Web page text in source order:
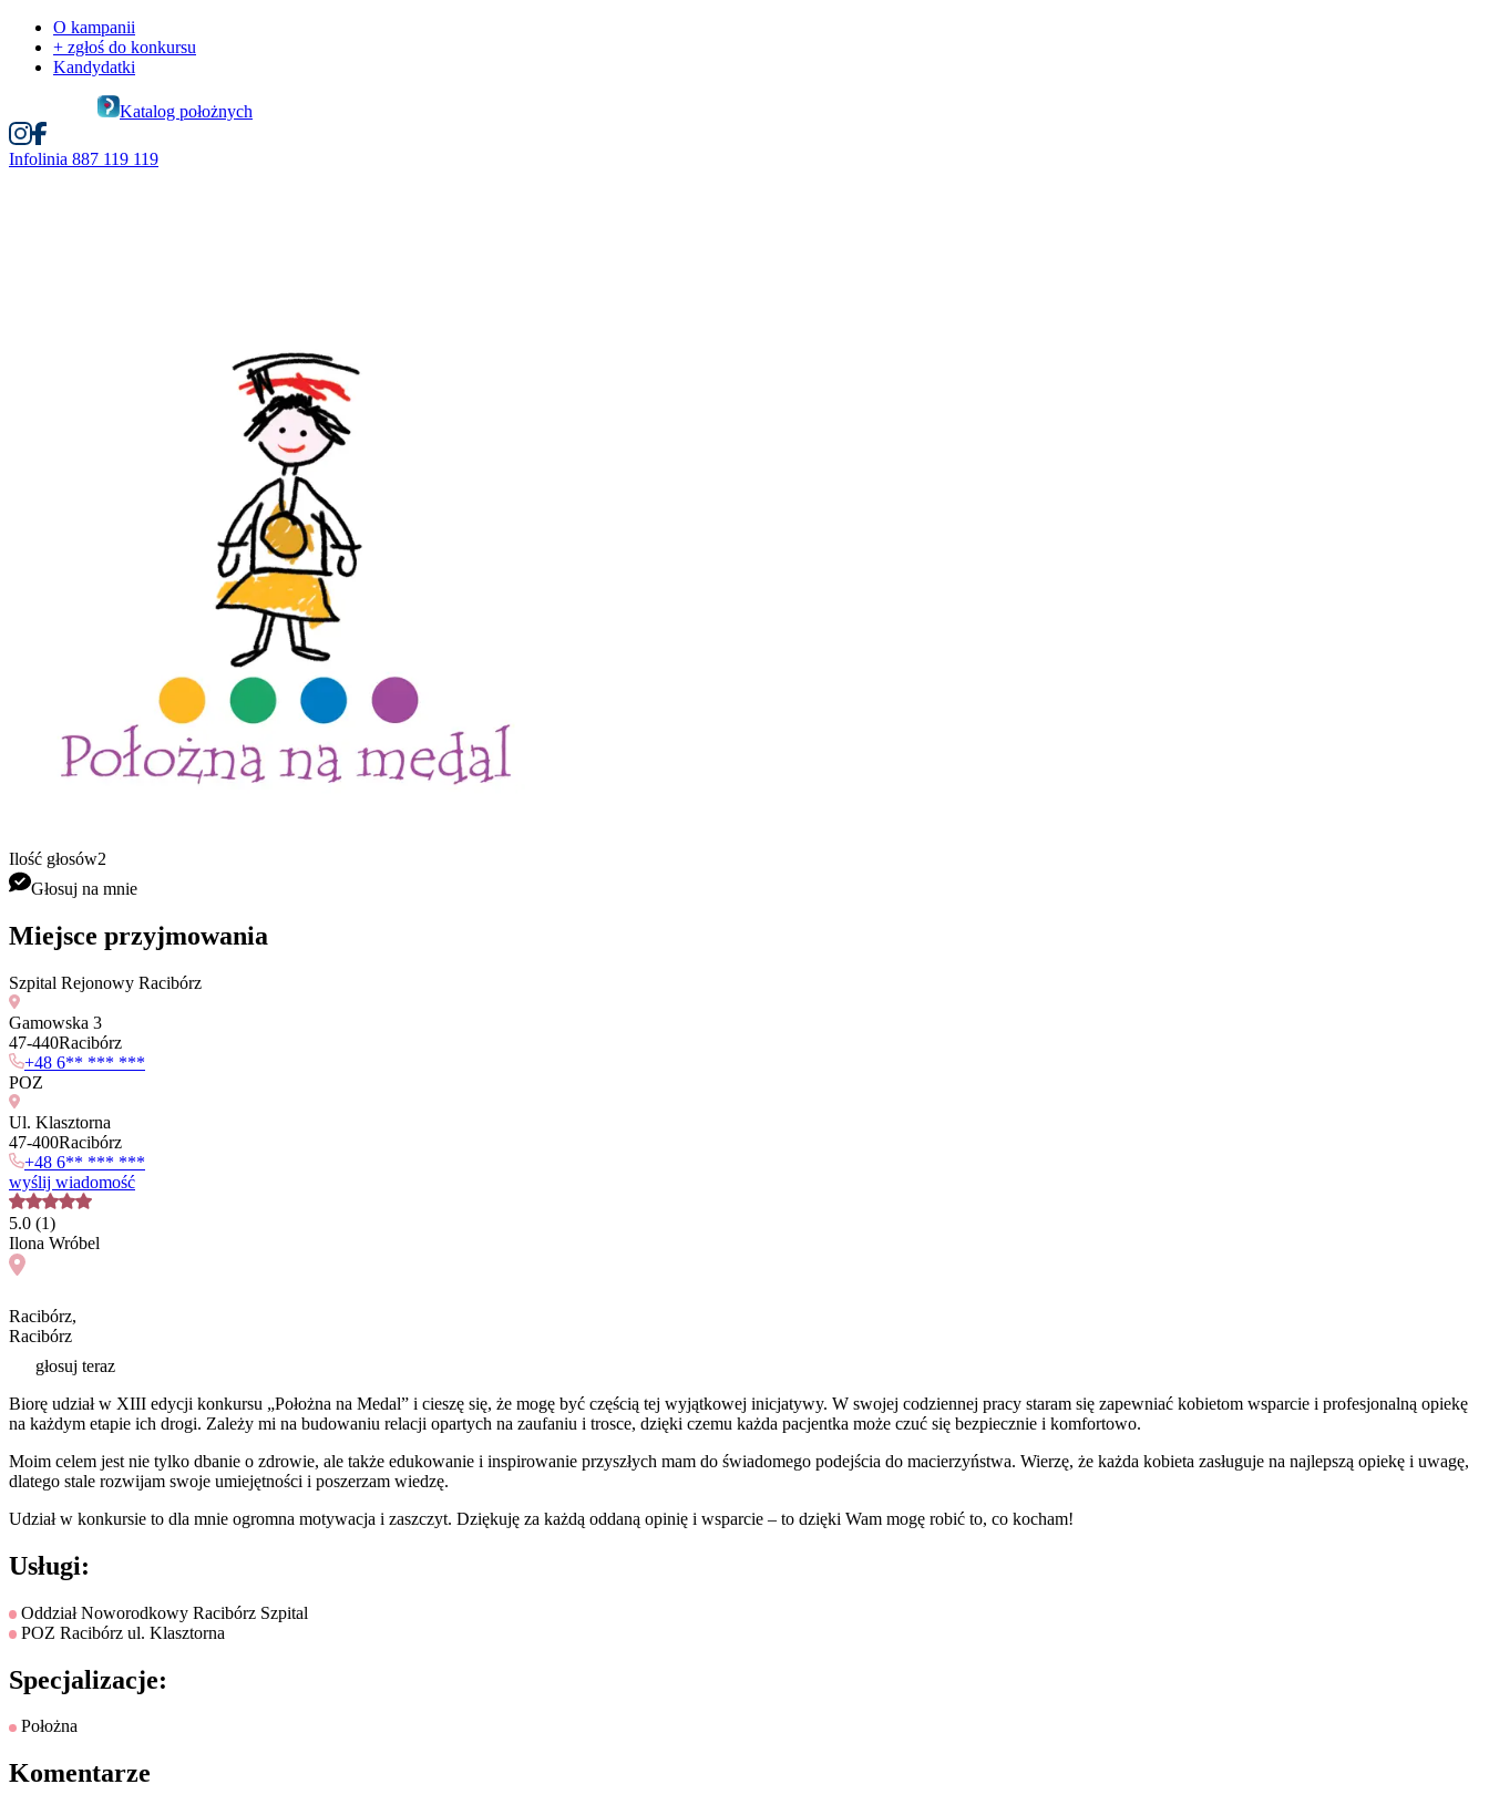
O kampanii
+ zgłoś do konkursu
Kandydatki
Katalog położnych
Infolinia 887 119 119
Ilość głosów2
Głosuj na mnie
Miejsce przyjmowania
Szpital Rejonowy Racibórz
Gamowska 3
47-440Racibórz
+48 6** *** ***
POZ
Ul. Klasztorna
47-400Racibórz
+48 6** *** ***
wyślij wiadomość
5.0 (1)
Ilona Wróbel
Racibórz,
Racibórz
głosuj teraz
Biorę udział w XIII edycji konkursu „Położna na Medal” i cieszę się, że mogę być częścią tej wyjątkowej inicjatywy. W swojej codziennej pracy staram się zapewniać kobietom wsparcie i profesjonalną opiekę
na każdym etapie ich drogi. Zależy mi na budowaniu relacji opartych na zaufaniu i trosce, dzięki czemu każda pacjentka może czuć się bezpiecznie i komfortowo.
Moim celem jest nie tylko dbanie o zdrowie, ale także edukowanie i inspirowanie przyszłych mam do świadomego podejścia do macierzyństwa. Wierzę, że każda kobieta zasługuje na najlepszą opiekę i uwagę,
dlatego stale rozwijam swoje umiejętności i poszerzam wiedzę.
Udział w konkursie to dla mnie ogromna motywacja i zaszczyt. Dziękuję za każdą oddaną opinię i wsparcie – to dzięki Wam mogę robić to, co kocham!
Usługi:
Oddział Noworodkowy Racibórz Szpital
POZ Racibórz ul. Klasztorna
Specjalizacje:
Położna
Komentarze